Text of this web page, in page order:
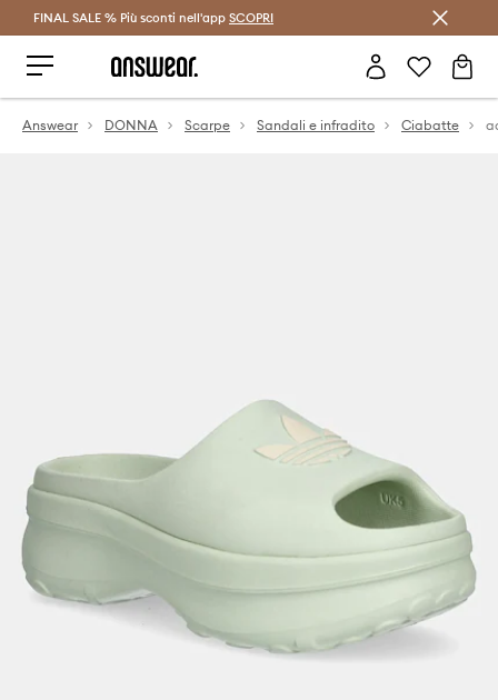
Risparmia con Answear Club >
FINAL SALE % Più sconti nell'app SCOPRI
Answear DONNA Scarpe Sandali e infradito Ciabatte